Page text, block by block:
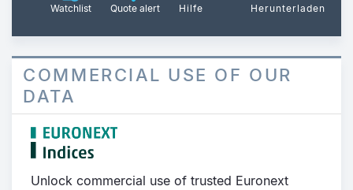
Watchlist Quote alert Hilfe Herunterladen
COMMERCIAL USE OF OUR
DATA
Unlock commercial use of trusted Euronext